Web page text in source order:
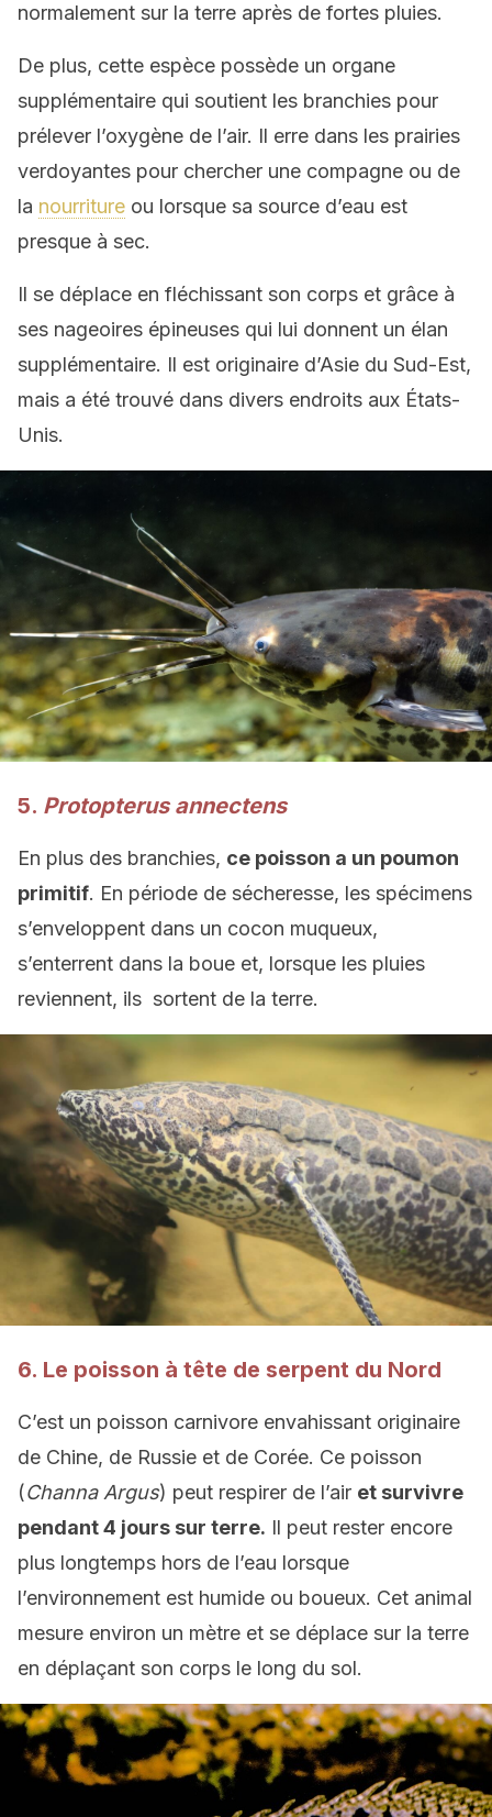
normalement sur la terre après de fortes pluies.
De plus, cette espèce possède un organe
supplémentaire qui soutient les branchies pour
prélever l’oxygène de l’air. Il erre dans les prairies
verdoyantes pour chercher une compagne ou de
la nourriture ou lorsque sa source d’eau est
presque à sec.
Il se déplace en fléchissant son corps et grâce à
ses nageoires épineuses qui lui donnent un élan
supplémentaire. Il est originaire d’Asie du Sud-Est,
mais a été trouvé dans divers endroits aux États-
Unis.
5. Protopterus annectens
En plus des branchies, ce poisson a un poumon
primitif. En période de sécheresse, les spécimens
s’enveloppent dans un cocon muqueux,
s’enterrent dans la boue et, lorsque les pluies
reviennent, ils sortent de la terre.
6. Le poisson à tête de serpent du Nord
C’est un poisson carnivore envahissant originaire
de Chine, de Russie et de Corée. Ce poisson
(Channa Argus) peut respirer de l’air et survivre
pendant 4 jours sur terre. Il peut rester encore
plus longtemps hors de l’eau lorsque
l’environnement est humide ou boueux. Cet animal
mesure environ un mètre et se déplace sur la terre
en déplaçant son corps le long du sol.